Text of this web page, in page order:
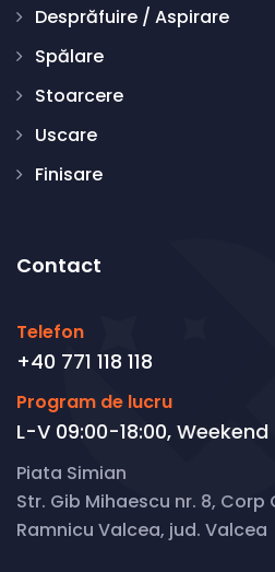
Desprăfuire / Aspirare
Spălare
Stoarcere
Uscare
Finisare
Contact
Telefon
+40 771 118 118
Program de lucru
L-V 09:00-18:00,
Piata Simian
Str. Gib Mihaescu nr. 8, Corp
Ramnicu Valcea, jud. Valcea